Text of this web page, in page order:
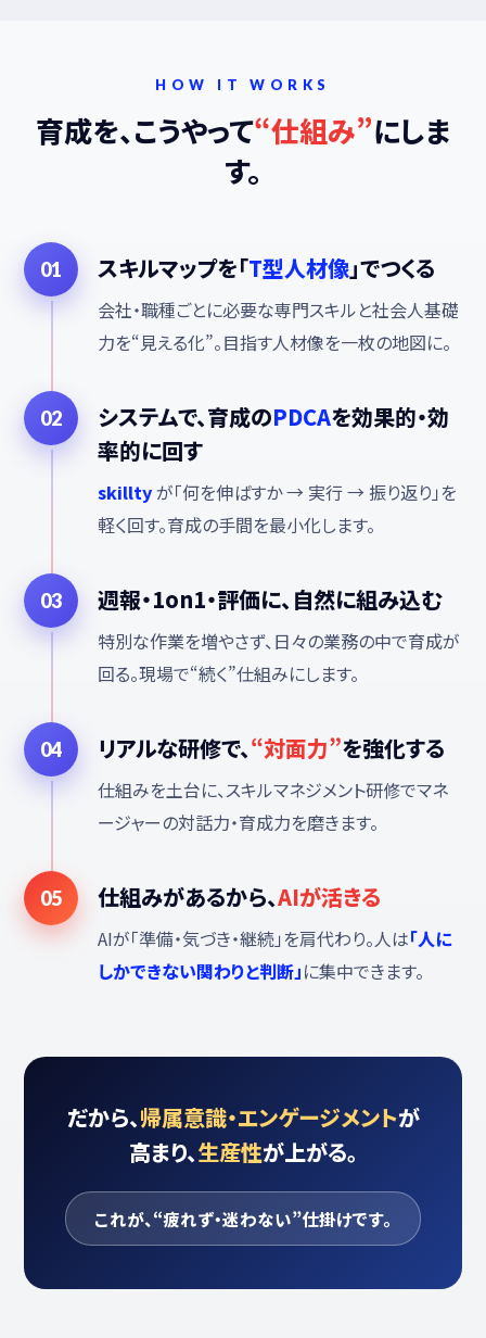
HOW IT WORKS
育成を、こうやって“仕組み”にしま
す。
01 スキルマップを「T型人材像」でつくる
会社・職種ごとに必要な専門スキルと社会人基礎
力を“見える化”。目指す人材像を一枚の地図に。
02 システムで、育成のPDCAを効果的・効
率的に回す
skilltyが「何を伸ばすか → 実行 → 振り返り」を
軽く回す。育成の手間を最小化します。
03 週報・1on1・評価に、自然に組み込む
特別な作業を増やさず、日々の業務の中で育成が
回る。現場で“続く”仕組みにします。
04 リアルな研修で、“対面力”を強化する
仕組みを土台に、スキルマネジメント研修でマネ
ージャーの対話力・育成力を磨きます。
05 仕組みがあるから、AIが活きる
AIが「準備・気づき・継続」を肩代わり。人は「人に
しかできない関わりと判断」に集中できます。
だから、帰属意識・エンゲージメントが
高まり、生産性が上がる。
これが、“疲れず・迷わない”仕掛けです。